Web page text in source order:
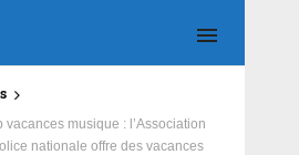
de la Russie rénove les
du Camp Général